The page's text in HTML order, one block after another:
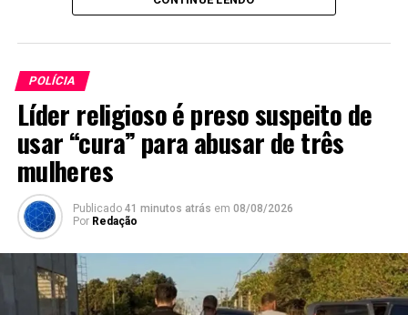
POLÍCIA
Líder religioso é preso suspeito de
usar “cura” para abusar de três
mulheres
Publicado 41 minutos atrás em 08/08/2026
Por Redação